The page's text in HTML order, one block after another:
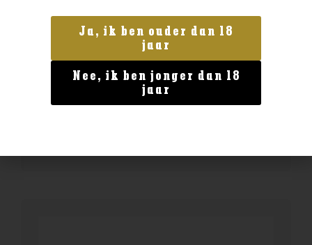
Blended Whisky
Jameson Stout Cask
29,99
Ja, ik ben ouder dan 18
jaar
Nee, ik ben jonger dan 18
jaar